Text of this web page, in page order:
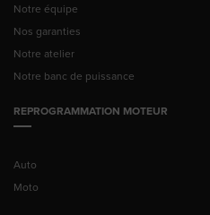
Notre équipe
Nos garanties
Notre atelier
Notre banc de puissance
REPROGRAMMATION MOTEUR
Auto
Moto